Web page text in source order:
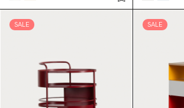
SALE SALE